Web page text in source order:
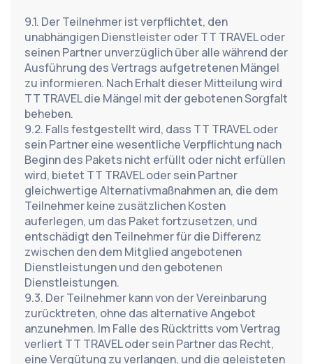
9.1. Der Teilnehmer ist verpflichtet, den
unabhängigen Dienstleister oder TT TRAVEL oder
seinen Partner unverzüglich über alle während der
Ausführung des Vertrags aufgetretenen Mängel
zu informieren. Nach Erhalt dieser Mitteilung wird
TT TRAVEL die Mängel mit der gebotenen Sorgfalt
beheben.
9.2. Falls festgestellt wird, dass TT TRAVEL oder
sein Partner eine wesentliche Verpflichtung nach
Beginn des Pakets nicht erfüllt oder nicht erfüllen
wird, bietet TT TRAVEL oder sein Partner
gleichwertige Alternativmaßnahmen an, die dem
Teilnehmer keine zusätzlichen Kosten
auferlegen, um das Paket fortzusetzen, und
entschädigt den Teilnehmer für die Differenz
zwischen den dem Mitglied angebotenen
Dienstleistungen und den gebotenen
Dienstleistungen.
9.3. Der Teilnehmer kann von der Vereinbarung
zurücktreten, ohne das alternative Angebot
anzunehmen. Im Falle des Rücktritts vom Vertrag
verliert TT TRAVEL oder sein Partner das Recht,
eine Vergütung zu verlangen, und die geleisteten